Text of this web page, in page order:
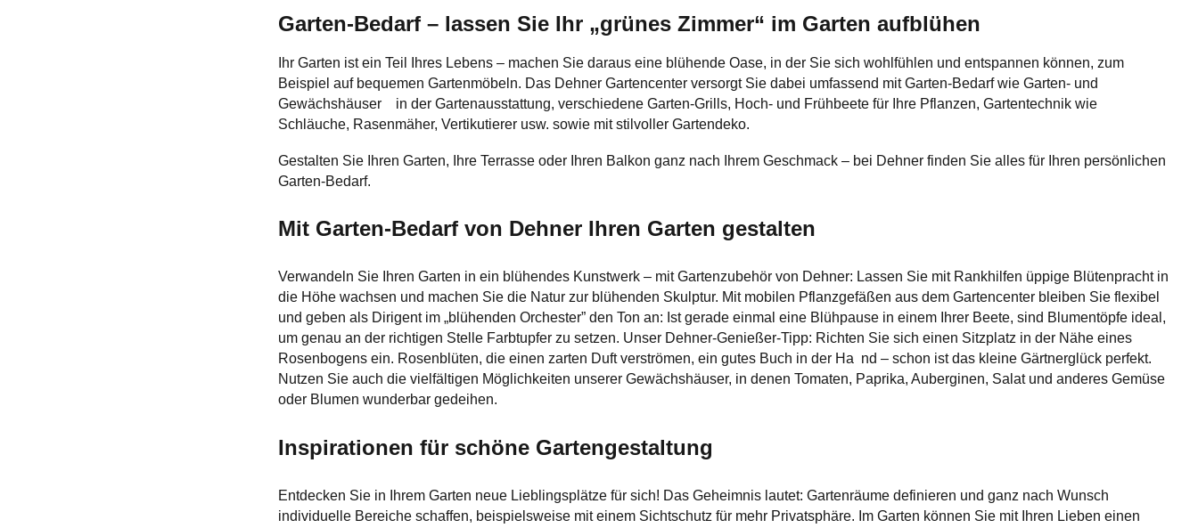
Garten-Bedarf – lassen Sie Ihr „grünes Zimmer“ im Garten aufblühen
Ihr Garten ist ein Teil Ihres Lebens – machen Sie daraus eine blühende Oase, in der Sie sich wohlfühlen und entspannen können, zum
Beispiel auf bequemen Gartenmöbeln. Das Dehner Gartencenter versorgt Sie dabei umfassend mit Garten-Bedarf wie Garten- und
Gewächshäuser in der Gartenausstattung, verschiedene Garten-Grills, Hoch- und Frühbeete für Ihre Pflanzen, Gartentechnik wie
Schläuche, Rasenmäher, Vertikutierer usw. sowie mit stilvoller Gartendeko.
Gestalten Sie Ihren Garten, Ihre Terrasse oder Ihren Balkon ganz nach Ihrem Geschmack – bei Dehner finden Sie alles für Ihren persönlichen
Garten-Bedarf.
Mit Garten-Bedarf von Dehner Ihren Garten gestalten
Verwandeln Sie Ihren Garten in ein blühendes Kunstwerk – mit Gartenzubehör von Dehner: Lassen Sie mit Rankhilfen üppige Blütenpracht in
die Höhe wachsen und machen Sie die Natur zur blühenden Skulptur. Mit mobilen Pflanzgefäßen aus dem Gartencenter bleiben Sie flexibel
und geben als Dirigent im „blühenden Orchester” den Ton an: Ist gerade einmal eine Blühpause in einem Ihrer Beete, sind Blumentöpfe ideal,
um genau an der richtigen Stelle Farbtupfer zu setzen. Unser Dehner-Genießer-Tipp: Richten Sie sich einen Sitzplatz in der Nähe eines
Rosenbogens ein. Rosenblüten, die einen zarten Duft verströmen, ein gutes Buch in der Ha nd – schon ist das kleine Gärtnerglück perfekt.
Nutzen Sie auch die vielfältigen Möglichkeiten unserer Gewächshäuser, in denen Tomaten, Paprika, Auberginen, Salat und anderes Gemüse
oder Blumen wunderbar gedeihen.
Inspirationen für schöne Gartengestaltung
Entdecken Sie in Ihrem Garten neue Lieblingsplätze für sich! Das Geheimnis lautet: Gartenräume definieren und ganz nach Wunsch
individuelle Bereiche schaffen, beispielsweise mit einem Sichtschutz für mehr Privatsphäre. Im Garten können Sie mit Ihren Lieben einen